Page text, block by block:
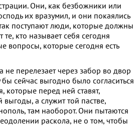
Они, как безбожники или
их вразумил, и они покаялись
поступают люди, которые должны
кто называет себя сегодня
вопросы, которые сегодня есть
не перелезает через забор во двор
сейчас выгодно было согласиться
которые перед ней ставят,
а служит той пастве,
там наоборот. Они пытаются
раскола, не о том, чтобы